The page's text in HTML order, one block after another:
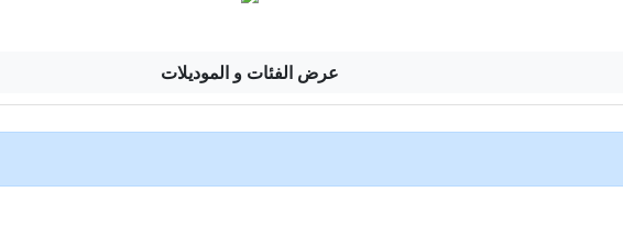
عرض الفئات و الموديلات